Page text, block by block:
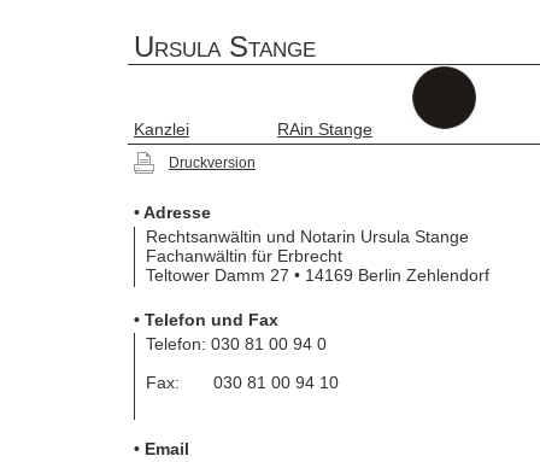
Ursula Stange
Kanzlei RAin Stange
Druckversion
• Adresse
Rechtsanwältin und Notarin Ursula Stange
Fachanwältin für Erbrecht
Teltower Damm 27 • 14169 Berlin Zehlendorf
• Telefon und Fax
Telefon: 030 81 00 94 0
Fax: 030 81 00 94 10
• Email